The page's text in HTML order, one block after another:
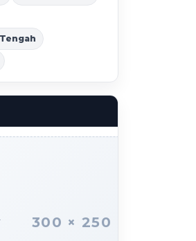
300 × 250